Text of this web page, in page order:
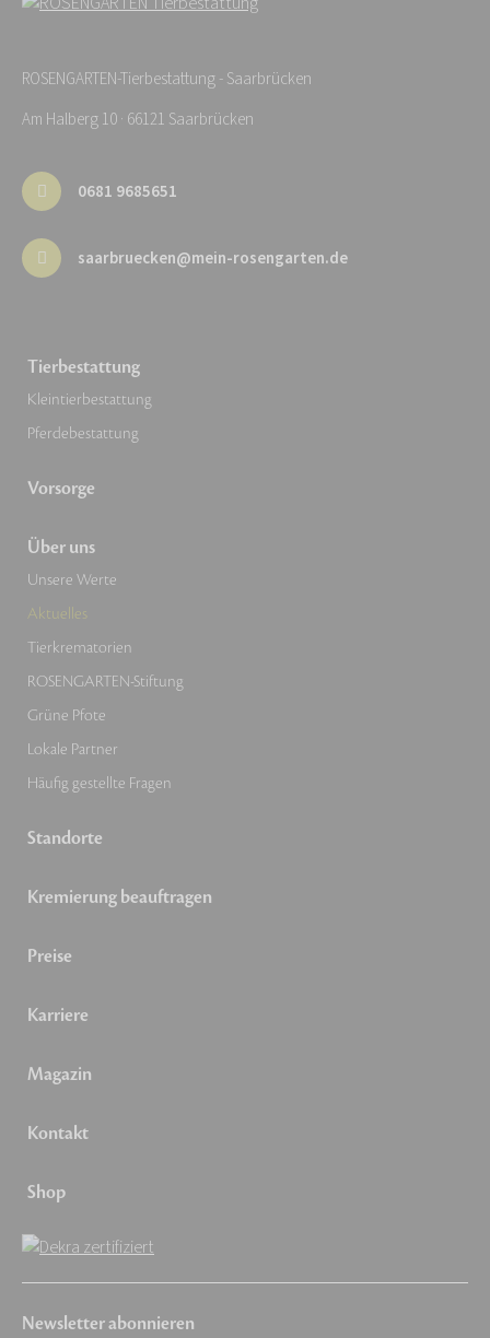
ROSENGARTEN-Tierbestattung - Saarbrücken
Am Halberg 10 · 66121 Saarbrücken
0681 9685651
saarbruecken@mein-rosengarten.de
Tierbestattung
Kleintierbestattung
Pferdebestattung
Vorsorge
Über uns
Unsere Werte
Aktuelles
Tierkrematorien
ROSENGARTEN-Stiftung
Grüne Pfote
Lokale Partner
Häufig gestellte Fragen
Standorte
Kremierung beauftragen
Preise
Karriere
Magazin
Kontakt
Shop
Newsletter abonnieren